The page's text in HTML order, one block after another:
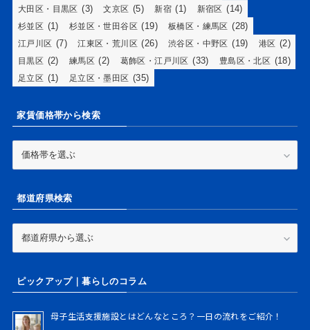
大田区・目黒区 (3) 文京区 (5) 新宿 (1) 新宿区 (14)
杉並区 (1) 杉並区・世田谷区 (19) 板橋区・練馬区 (28)
江戸川区 (7) 江東区・荒川区 (26) 渋谷区・中野区 (19) 港区 (2)
目黒区 (2) 練馬区 (2) 葛飾区・江戸川区 (33) 豊島区・北区 (18)
足立区 (1) 足立区・墨田区 (35)
家賃価格帯から検索
帯
都道府県検索
検ピックアップ｜暮らしのコラム
母子生活支援施設とはどんなところ？一日の流れをご紹介！